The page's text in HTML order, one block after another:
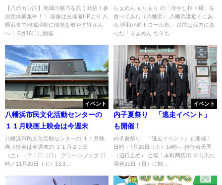
八幡浜
【八のカン詰】地域の魅力を広く発信！参
加団体募集中！！ 画像は主催者HPより 八
幡浜市で地域活動に情熱を燃やす皆さん
へ！ 6月16日に開催...
浜）
らぁめん もりもり の「冷やし担々麺」を
食べてみた（八幡浜） 八幡浜港近くにあ
る 昭和水産トロール市。 以前は保内にあ
った「らぁめん もりも...
イベント
八幡浜市民文化活動センターの
１１月映画上映会は今週末
八幡浜市民文化活動センターの １１月映
画上映会は今週末の １１月２０日
（土）・２１日（日） グリーンブック 日
時／11月20日（土）13:3...
イベント
内子夏祭り 「逃走イベント」
も開催！
内子夏祭り 「逃走イベント」も開催！
日時：7月20日（土）14時～ 歩行者天国
（通行止め） 会場：本町商店街 ※雨天の
場合21日（日）に順...